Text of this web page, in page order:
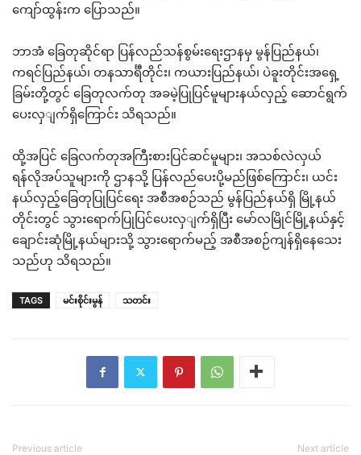
ကျော်ထွန်းက ပြောသည်။
ဘာအံ ခြေတုဆိုင်ရာ ပြန်လည်သန်စွမ်းရေးဌာနမှ မွန်ပြည်နယ်၊
ကရင်ပြည်နယ်၊ တနသာင်္ရီတိုင်း၊ ကယားပြည်နယ်၊ ပဲခူးတိုင်းအရှေ့
ခြမ်းတို့တွင် ခြေတုလက်တု အခမဲ့ပြုပြင််မူများနယ်လှည့် ဆောင်ရွက်
ပေးလှျက်ရှိကြောင်း သိရသည်။
ထို့အပြင် ခြေလက်တုအကြီးစားပြင်ဆင်မူများ၊ အသစ်လဲလှယ်
ရန်လိုအပ်သူများကို ဌာနသို့ ပြန်လည်ပေးပို့မည်ဖြစ်ကြောင်း၊ ယင်း
နယ်လှည့်ခြေတုပြုပြင်ရေး အစီအစဉ်သည် မွန်ပြည်နယ်ရှိ မြို့နယ်
တိုင်းတွင် သွားရောက်ပြုပြင်ပေးလှျက်ရှိပြီး မော်လမြိုင်မြို့နယ်နှင့်
ချောင်းဆုံမြို့နယ်များသို့ သွားရောက်မည့် အစီအစဉ်ကျန်ရှိနေသေး
သည်ဟု သိရသည်။
TAGS မင်းစိုင်းမွန် သတင်း
Previous article Next article